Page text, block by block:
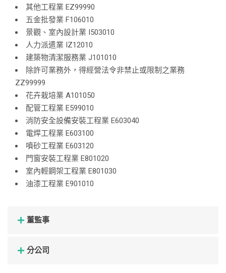
其他工程業 EZ99990
五金批發業 F106010
景觀、室內設計業 I503010
人力派遣業 IZ12010
建築物清潔服務業 J101010
除許可業務外，得經營法令非禁止或限制之業務
ZZ99999
花卉栽培業 A101050
配管工程業 E599010
消防安全設備安裝工程業 E603040
電焊工程業 E603100
噴砂工程業 E603120
門窗安裝工程業 E801020
室內輕鋼架工程業 E801030
油漆工程業 E901010
董監事
分公司